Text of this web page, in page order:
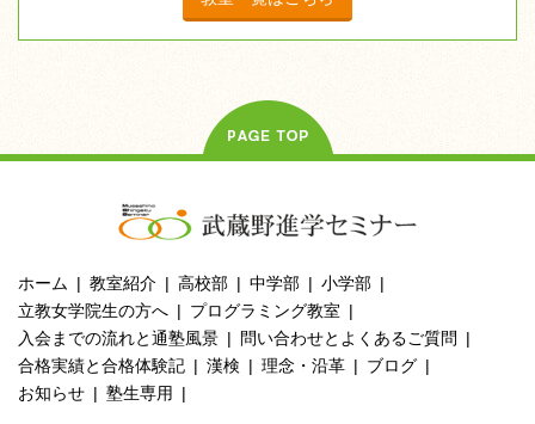
ホーム 教室紹介 高校部 中学部
小学部
立教女学院生の方へ
プログラミング教室
入会までの流れと通塾風景
問い合わせとよくあるご質問
合格実績と合格体験記
漢検 理念・沿革
ブログ
お知らせ
塾生専用